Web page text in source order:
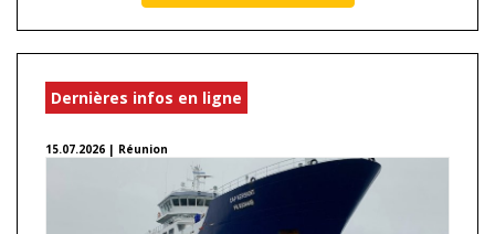
Dernières infos en ligne
15.07.2026 | Réunion